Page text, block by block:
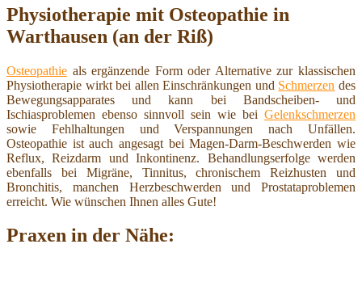
Physiotherapie mit Osteopathie in
Warthausen (an der Riß)
Osteopathie als ergänzende Form oder Alternative zur klassischen
Physiotherapie wirkt bei allen Einschränkungen und Schmerzen des
Bewegungsapparates und kann bei Bandscheiben- und
Ischiasproblemen ebenso sinnvoll sein wie bei Gelenkschmerzen
sowie Fehlhaltungen und Verspannungen nach Unfällen.
Osteopathie ist auch angesagt bei Magen-Darm-Beschwerden wie
Reflux, Reizdarm und Inkontinenz. Behandlungserfolge werden
ebenfalls bei Migräne, Tinnitus, chronischem Reizhusten und
Bronchitis, manchen Herzbeschwerden und Prostataproblemen
erreicht. Wie wünschen Ihnen alles Gute!
Praxen in der Nähe: